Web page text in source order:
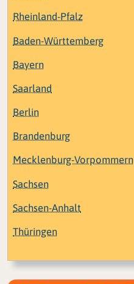
Rheinland-Pfalz
Baden-Württemberg
Bayern
Saarland
Berlin
Brandenburg
Mecklenburg-Vorpommern
Sachsen
Sachsen-Anhalt
Thüringen